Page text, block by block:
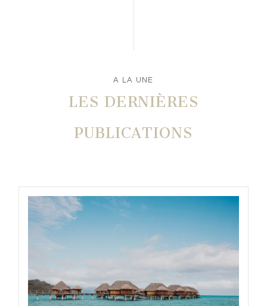
A LA UNE
LES DERNIÈRES
PUBLICATIONS